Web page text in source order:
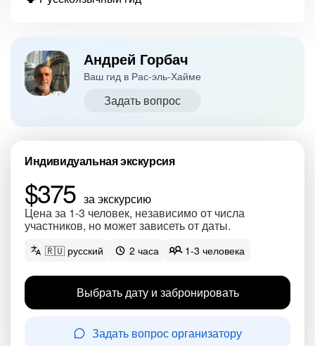
Андрей Горбач
Ваш гид в Рас-эль-Хайме
Задать вопрос
Индивидуальная экскурсия
$375 за экскурсию
Цена за 1-3 человек, независимо от числа
участников, но может зависеть от даты.
🇷🇺 русский 2 часа 1-3 человека
Выбрать дату и забронировать
Задать вопрос организатору